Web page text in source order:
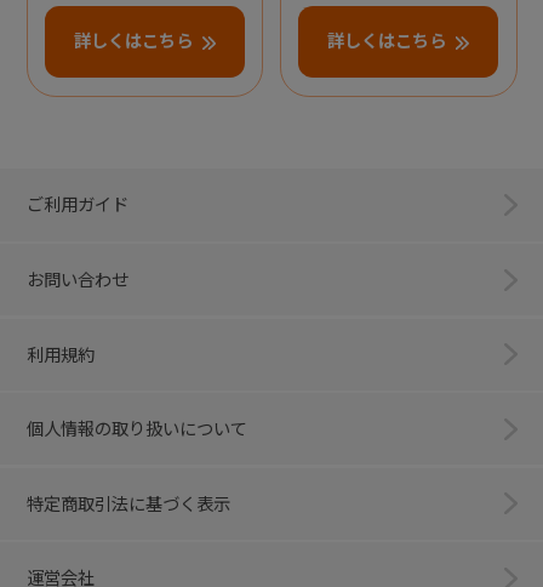
詳しくはこちら 詳しくはこちら
ご利用ガイド
お問い合わせ
利用規約
個人情報の取り扱いについて
特定商取引法に基づく表示
運営会社